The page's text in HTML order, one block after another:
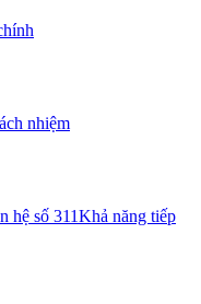
nhiệm
hệ số 311Khả năng tiếp